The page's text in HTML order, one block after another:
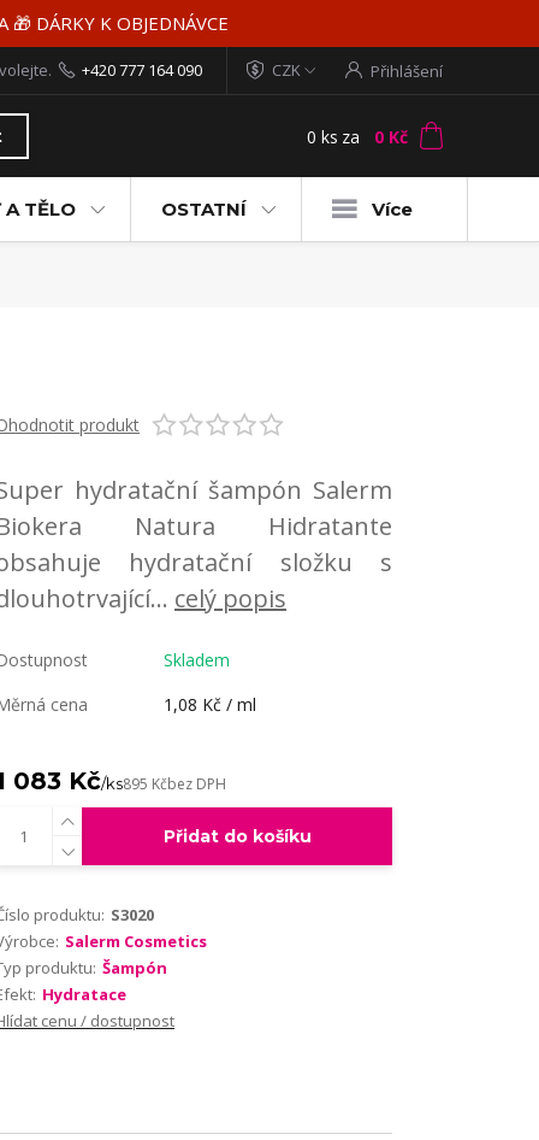
DÁRKY K OBJEDNÁVCE
CZK Přihlášení
+420 777 164 090
0 ks za 0 Kč
A TĚLO OSTATNÍ Více
produkt
hydratační šampón Salerm
Natura Hidratante
hydratační složku s
celý popis
Skladem
cena
1,08 Kč / ml
083 Kč/ks895 Kčbez DPH
Přidat do košíku
produktu: S3020
Salerm Cosmetics
produktu: Šampón
Hydratace
cenu / dostupnost